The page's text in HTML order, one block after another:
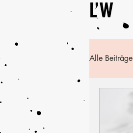
Alle Beiträge